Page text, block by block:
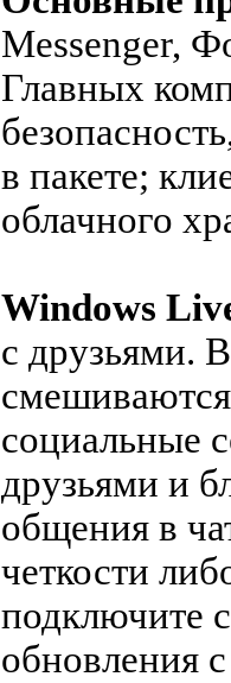
Messenger,
Главных
в пакете;
облачного
Windows
с друзьями.
социальные
друзьями и
общения в
четкости
подключите
обновления